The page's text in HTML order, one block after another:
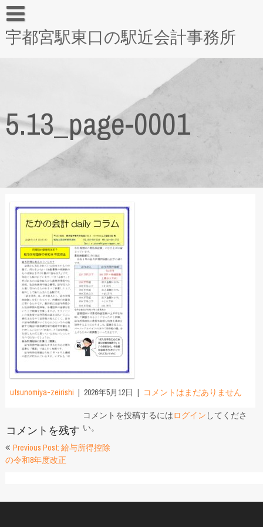
宇都宮駅東口の駅近会計事務所
5.13_page-0001
utsunomiya-zeirishi 2026年5月12日 コメントはまだありません
コメントを残す
コメントを投稿するにはログイン してくださ
い。
投
稿
ビ
Previous Post: 給与所得控除
の令和8年度改正